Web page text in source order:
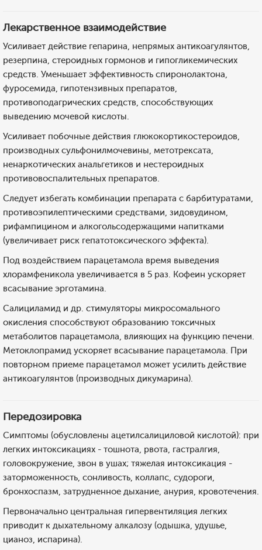
Лекарственное взаимодействие
Усиливает действие гепарина, непрямых антикоагулянтов,
резерпина, стероидных гормонов и гипогликемических
средств. Уменьшает эффективность спиронолактона,
фуросемида, гипотензивных препаратов,
противоподагрических средств, способствующих
выведению мочевой кислоты.
Усиливает побочные действия глюкокортикостероидов,
производных сульфонилмочевины, метотрексата,
ненаркотических анальгетиков и нестероидных
противовоспалительных препаратов.
Следует избегать комбинации препарата с барбитуратами,
противоэпилептическими средствами, зидовудином,
рифампицином и алкогольсодержащими напитками
(увеличивает риск гепатотоксического эффекта).
Под воздействием парацетамола время выведения
хлорамфеникола увеличивается в 5 раз. Кофеин ускоряет
всасывание эрготамина.
Салициламид и др. стимуляторы микросомального
окисления способствуют образованию токсичных
метаболитов парацетамола, влияющих на функцию печени.
Метоклопрамид ускоряет всасывание парацетамола. При
повторном приеме парацетамол может усилить действие
антикоагулянтов (производных дикумарина).
Передозировка
Симптомы (обусловлены ацетилсалициловой кислотой): при
легких интоксикациях - тошнота, рвота, гастралгия,
головокружение, звон в ушах; тяжелая интоксикация -
заторможенность, сонливость, коллапс, судороги,
бронхоспазм, затрудненное дыхание, анурия, кровотечения.
Первоначально центральная гипервентиляция легких
приводит к дыхательному алкалозу (одышка, удушье,
цианоз, испарина).